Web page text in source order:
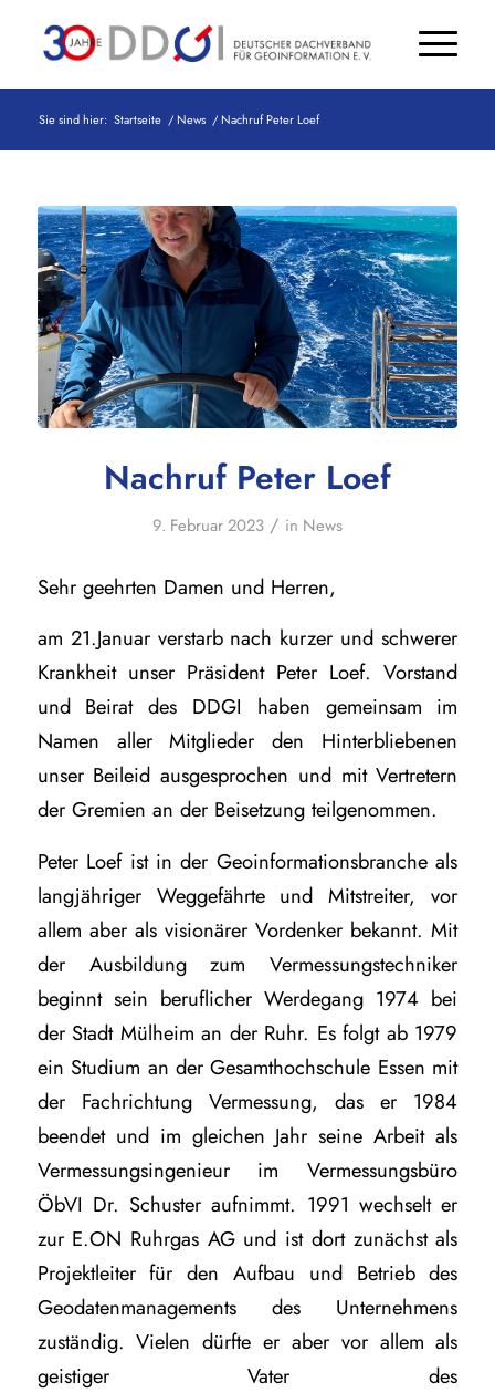
Sie sind hier: Startseite /News /Nachruf Peter Loef
Nachruf Peter Loef
9. Februar 2023 / in News
Sehr geehrten Damen und Herren,
am 21.Januar verstarb nach kurzer und schwerer
Krankheit unser Präsident Peter Loef. Vorstand
und Beirat des DDGI haben gemeinsam im
Namen aller Mitglieder den Hinterbliebenen
unser Beileid ausgesprochen und mit Vertretern
der Gremien an der Beisetzung teilgenommen.
Peter Loef ist in der Geoinformationsbranche als
langjähriger Weggefährte und Mitstreiter, vor
allem aber als visionärer Vordenker bekannt. Mit
der Ausbildung zum Vermessungstechniker
beginnt sein beruflicher Werdegang 1974 bei
der Stadt Mülheim an der Ruhr. Es folgt ab 1979
ein Studium an der Gesamthochschule Essen mit
der Fachrichtung Vermessung, das er 1984
beendet und im gleichen Jahr seine Arbeit als
Vermessungsingenieur im Vermessungsbüro
ÖbVI Dr. Schuster aufnimmt. 1991 wechselt er
zur E.ON Ruhrgas AG und ist dort zunächst als
Projektleiter für den Aufbau und Betrieb des
Geodatenmanagements des Unternehmens
zuständig. Vielen dürfte er aber vor allem als
geistiger Vater des